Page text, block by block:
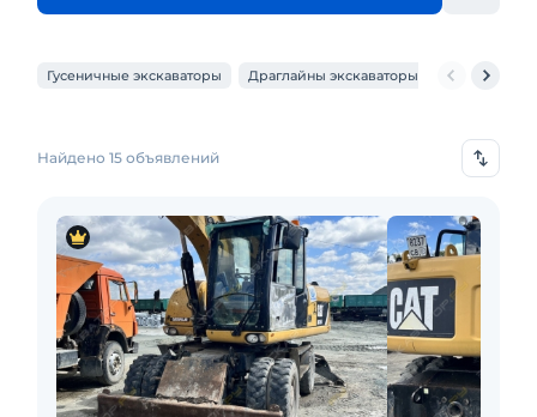
Гусеничные экскаваторы Драглайны экскаваторы Карьерные
Найдено 15 объявлений